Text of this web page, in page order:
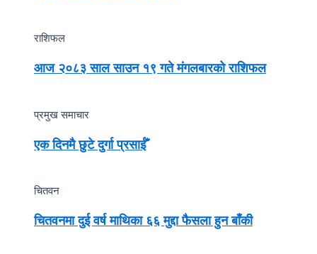
राशिफल
आज २०८३ साल साउन १९ गते मंगलबारको राशिफल
प्रमुख समाचार
एक दिनमै छुटे दुर्गा प्रसाईँ
चितवन
चितवनमा दुई वर्ष माथिका ६६ मुद्दा फैसला हुन बाँकी